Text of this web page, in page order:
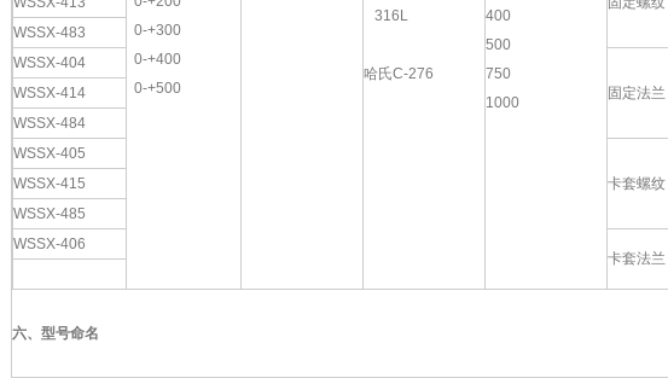
0-+300
0-+400
0-+500
316L
哈氏C-276
400
500
750
1000
WSSX-483
WSSX-404
固定法兰
WSSX-414
WSSX-484
WSSX-405
卡套螺纹
WSSX-415
WSSX-485
WSSX-406
卡套法兰
六、型号命名